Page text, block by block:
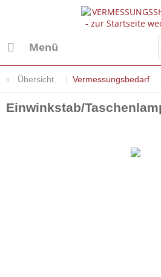
Menü
Übersicht Vermessungsbedarf
Einwinkstab/